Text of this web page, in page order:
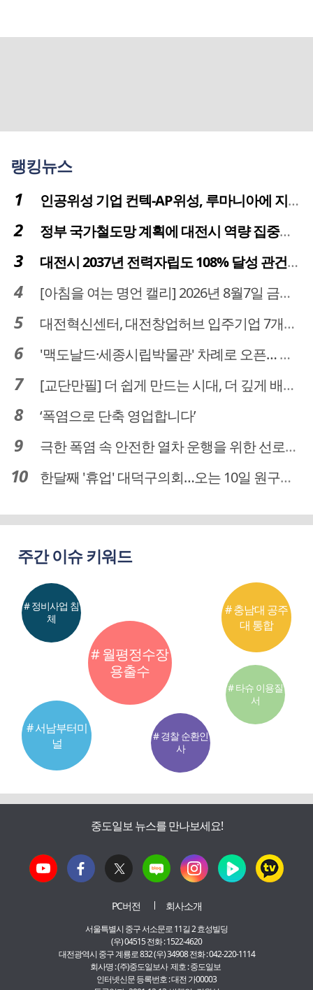
랭킹뉴스
인공위성 기업 컨텍-AP위성, 루마니아에 지상국 시스템 전수
정부 국가철도망 계획에 대전시 역량 집중해야
대전시 2037년 전력자립도 108% 달성 관건은 '주민 수용성'
[아침을 여는 명언 캘리] 2026년 8월7일 금요일
대전혁신센터, 대전창업허브 입주기업 7개사 모집
'맥도날드·세종시립박물관' 차례로 오픈… 고운동 정주여건 좋아진다
[교단만필] 더 쉽게 만드는 시대, 더 깊게 배우는 교육
‘폭염으로 단축 영업합니다’
극한 폭염 속 안전한 열차 운행을 위한 선로관리
한달째 '휴업' 대덕구의회…오는 10일 원구성 다시 돌입
주간 이슈 키워드
# 월평정수장
용출수
# 서남부터미
널
# 충남대 공주
대 통합
# 정비사업 침
체
# 경찰 순환인
사
# 타슈 이용질
서
중도일보 뉴스를 만나보세요!
PC버전 회사소개
서울특별시 중구 서소문로 11길 2 효성빌딩
(우) 04515 전화 : 1522-4620
대전광역시 중구 계룡로 832 (우) 34908 전화 : 042-220-1114
회사명 : (주)중도일보사 제호 : 중도일보
인터넷신문 등록번호 : 대전 가00003